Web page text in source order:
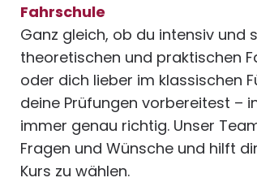
Fahrschule
Ganz gleich, ob du intensiv und
theoretischen und praktischen
oder dich lieber im klassischen
deine Prüfungen vorbereitest –
immer genau richtig. Unser
Fragen und Wünsche und hilft
Kurs zu wählen.